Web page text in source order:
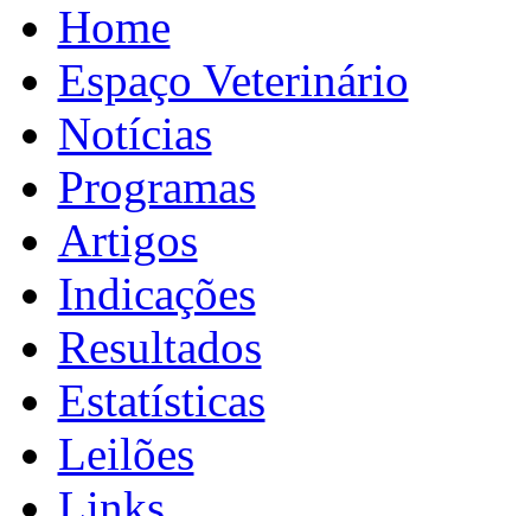
Home
Espaço Veterinário
Notícias
Programas
Artigos
Indicações
Resultados
Estatísticas
Leilões